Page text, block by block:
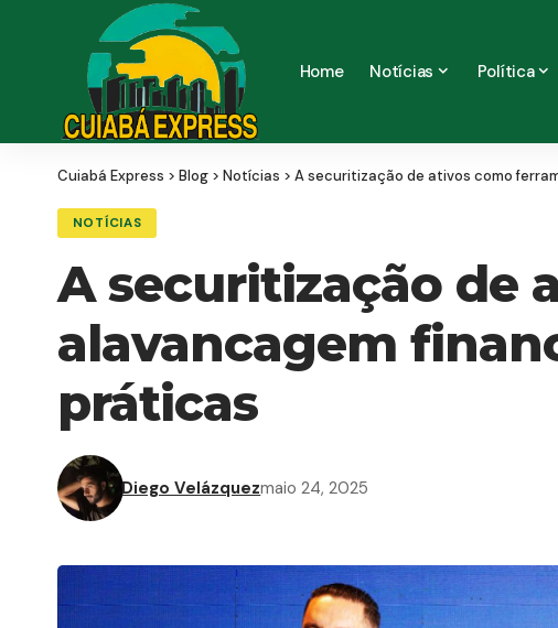
Home Notícias Política
Cuiabá Express > Blog > Notícias > A securitização de ativos como
NOTÍCIAS
A securitização de
alavancagem
práticas
Diego Velázquezmaio 24, 2025